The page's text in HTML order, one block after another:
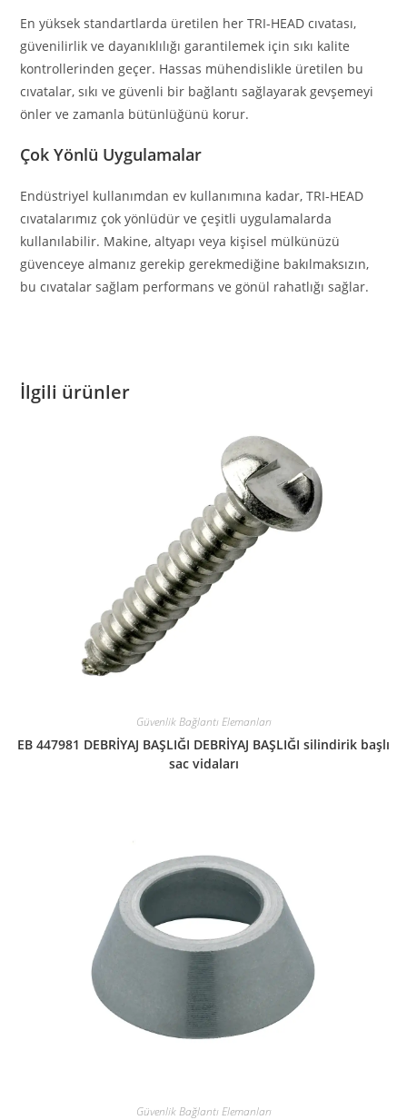
En yüksek standartlarda üretilen her TRI-HEAD cıvatası,
güvenilirlik ve dayanıklılığı garantilemek için sıkı kalite
kontrollerinden geçer. Hassas mühendislikle üretilen bu
cıvatalar, sıkı ve güvenli bir bağlantı sağlayarak gevşemeyi
önler ve zamanla bütünlüğünü korur.
Çok Yönlü Uygulamalar
Endüstriyel kullanımdan ev kullanımına kadar, TRI-HEAD
cıvatalarımız çok yönlüdür ve çeşitli uygulamalarda
kullanılabilir. Makine, altyapı veya kişisel mülkünüzü
güvenceye almanız gerekip gerekmediğine bakılmaksızın,
bu cıvatalar sağlam performans ve gönül rahatlığı sağlar.
İlgili ürünler
Güvenlik Bağlantı Elemanları
EB 447981 DEBRİYAJ BAŞLIĞI DEBRİYAJ BAŞLIĞI silindirik başlı
sac vidaları
Güvenlik Bağlantı Elemanları